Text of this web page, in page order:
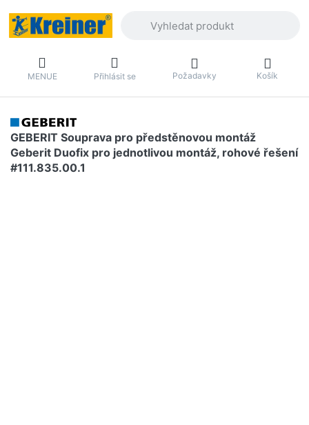
MENUE Přihlásit se Požadavky Košík
GEBERIT Souprava pro předstěnovou montáž
Geberit Duofix pro jednotlivou montáž, rohové řešení
#111.835.00.1